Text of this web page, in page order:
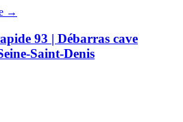
→
93 | Débarras cave
Saint-Denis